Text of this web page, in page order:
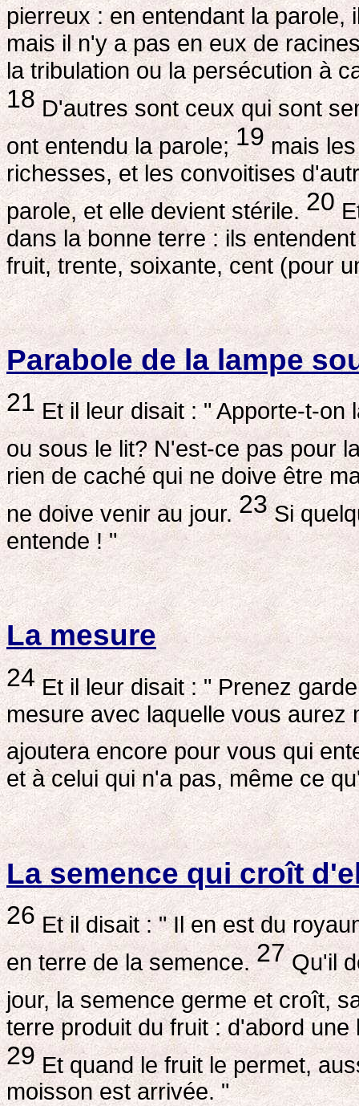
pierreux : en entendant la
mais il n'y a pas en eux de
la tribulation ou la persécution à
18D'autres sont ceux qui sont
ont entendu la parole;19mais
richesses, et les convoitises
parole, et elle devient stérile.20
dans la bonne terre : ils
fruit, trente, soixante, cent (pour
Parabole de la lampe
21Et il leur disait : " Apporte-t-on
ou sous le lit? N'est-ce pas pour
rien de caché qui ne doive être
ne doive venir au jour.23Si
entende ! "
La mesure
24Et il leur disait : " Prenez
mesure avec laquelle vous
ajoutera encore pour vous qui
et à celui qui n'a pas, même ce
La semence qui croît
26Et il disait : " Il en est du
en terre de la semence.27Qu'il
jour, la semence germe et croît,
terre produit du fruit : d'abord
29Et quand le fruit le permet,
moisson est arrivée. "